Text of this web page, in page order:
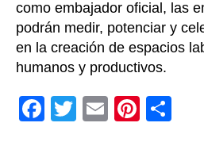
como embajador oficial, las
podrán medir, potenciar y
en la creación de espacios
humanos y productivos.
F
T
E
Pi